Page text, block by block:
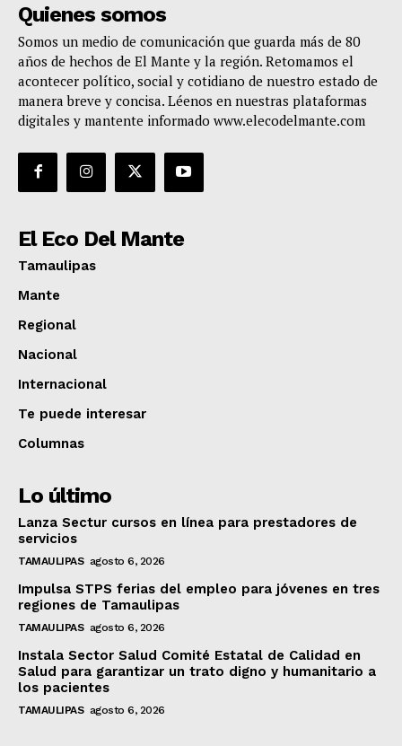
Quienes somos
Somos un medio de comunicación que guarda más de 80
años de hechos de El Mante y la región. Retomamos el
acontecer político, social y cotidiano de nuestro estado de
manera breve y concisa. Léenos en nuestras plataformas
digitales y mantente informado www.elecodelmante.com
El Eco Del Mante
Tamaulipas
Mante
Regional
Nacional
Internacional
Te puede interesar
Columnas
Lo último
Lanza Sectur cursos en línea para prestadores de
servicios
TAMAULIPAS agosto 6, 2026
Impulsa STPS ferias del empleo para jóvenes en tres
regiones de Tamaulipas
TAMAULIPAS agosto 6, 2026
Instala Sector Salud Comité Estatal de Calidad en
Salud para garantizar un trato digno y humanitario a
los pacientes
TAMAULIPAS agosto 6, 2026